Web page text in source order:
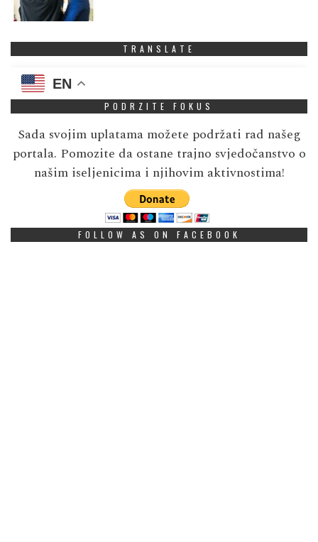
TRANSLATE
EN
PODRZITE FOKUS
Sada svojim uplatama možete podržati rad našeg
portala. Pomozite da ostane trajno svjedočanstvo o
našim iseljenicima i njihovim aktivnostima!
FOLLOW AS ON FACEBOOK